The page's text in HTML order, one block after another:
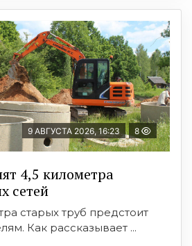
9 АВГУСТА 2026, 16:23 8
4,5 километра
сетей
старых труб предстоит
Как рассказывает ...